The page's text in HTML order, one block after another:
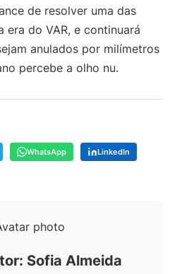
de resolver uma das
era do VAR, e continuará
anulados por milímetros
percebe a olho nu.
WhatsApp
LinkedIn
Sofia Almeida